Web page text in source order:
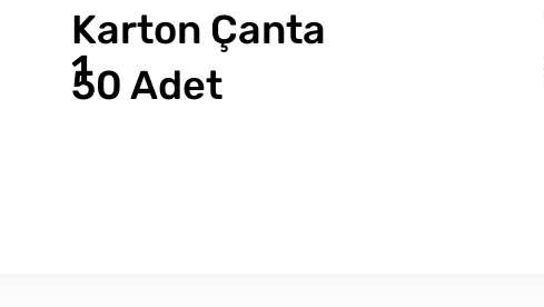
Karton Çanta
1
50 Adet